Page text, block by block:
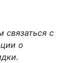
связаться с
о